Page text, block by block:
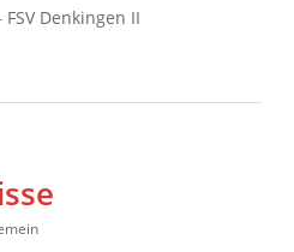
Denkingen II